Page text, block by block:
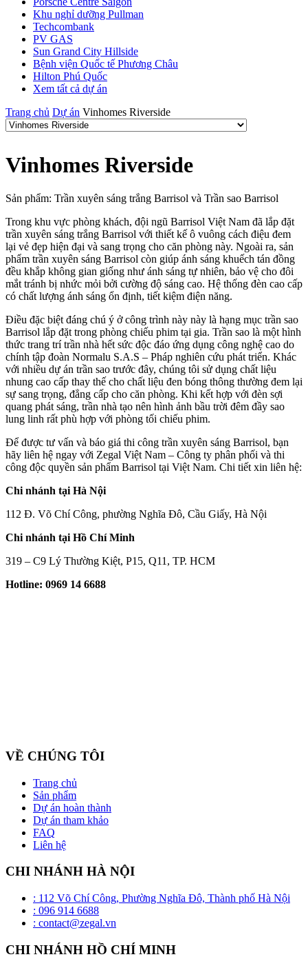
Khu nghỉ dưỡng Pullman
Techcombank
PV GAS
Sun Grand City Hillside
Bệnh viện Quốc tế Phương Châu
Hilton Phú Quốc
Xem tất cả dự án
Trang chủ Dự án Vinhomes Riverside
Vinhomes Riverside
Sản phẩm: Trần xuyên sáng trắng Barrisol và Trần sao Barrisol
Trong khu vực phòng khách, đội ngũ Barrisol Việt Nam đã lắp đặt
trần xuyên sáng trắng Barrisol với thiết kế ô vuông cách điệu đem
lại vẻ đẹp hiện đại và sang trọng cho căn phòng này. Ngoài ra, sản
phẩm trần xuyên sáng Barrisol còn giúp ánh sáng khuếch tán đồng
đều khắp không gian giống như ánh sáng tự nhiên, bảo vệ cho đôi
mắt tránh bị nhức mỏi bởi cường độ sáng cao. Hệ thống đèn cao cấp
có chất lượng ánh sáng ổn định, tiết kiệm điện năng.
Điều đặc biệt đáng chú ý ở công trình này này là hạng mục trần sao
Barrisol lắp đặt trong phòng chiếu phim tại gia. Trần sao là một hình
thức trang trí trần nhà hết sức độc đáo ứng dụng công nghệ cao do
chính tập đoàn Normalu S.A.S – Pháp nghiên cứu phát triển. Khác
với nhiều dự án trần sao trước đây, chúng tôi sử dụng chất liệu
nhung cao cấp thay thế cho chất liệu đen bóng thông thường đem lại
sự sang trọng, đẳng cấp cho căn phòng. Khi kết hợp với đèn sợi
quang phát sáng, trần nhà tạo nên hình ảnh bầu trời đêm đầy sao
lung linh rất phù hợp với phòng tối chiếu phim.
Để được tư vấn và báo giá thi công trần xuyên sáng Barrisol, bạn
hãy liên hệ ngay với Zegal Việt Nam – Công ty phân phối và thi
công độc quyền sản phẩm Barrisol tại Việt Nam. Chi tiết xin liên hệ:
Chi nhánh tại Hà Nội
112 Đ. Võ Chí Công, phường Nghĩa Đô, Cầu Giấy, Hà Nội
Chi nhánh tại Hồ Chí Minh
319 – C9 Lý Thường Kiệt, P15, Q11, TP. HCM
Hotline: 0969 14 6688
VỀ CHÚNG TÔI
Trang chủ
Sản phẩm
Dự án hoàn thành
Dự án tham khảo
FAQ
Liên hệ
CHI NHÁNH HÀ NỘI
: 112 Võ Chí Công, Phường Nghĩa Đô, Thành phố Hà Nội
: 096 914 6688
: contact@zegal.vn
CHI NHÁNH HỒ CHÍ MINH